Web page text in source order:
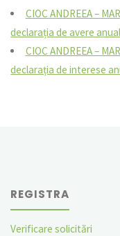
CIOC ANDREEA –
declarația de avere
CIOC ANDREEA –
declarația de interese
REGISTRA
Verificare solicitări